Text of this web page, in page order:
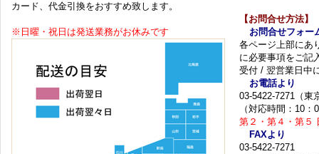
カード、代金引換をおすすめ致します。
※日曜・祝日は発送業務がお休みです
【お問合せ方法】
お問合せフォー
各ページ上部にあ
に必要事項をご記
受付 / 翌営業日中
お電話より
03-5422-7271（東
（対応時間：10：
第２・第４・第５
FAXより
03-5422-7271